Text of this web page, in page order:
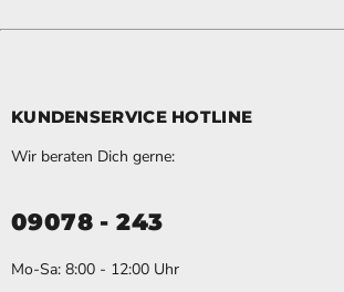
KUNDENSERVICE HOTLINE
Wir beraten Dich gerne:
09078 - 243
Mo-Sa: 8:00 - 12:00 Uhr